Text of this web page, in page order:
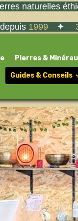
naturelles
1999 ✦
Pierres &
Guides & Conseils